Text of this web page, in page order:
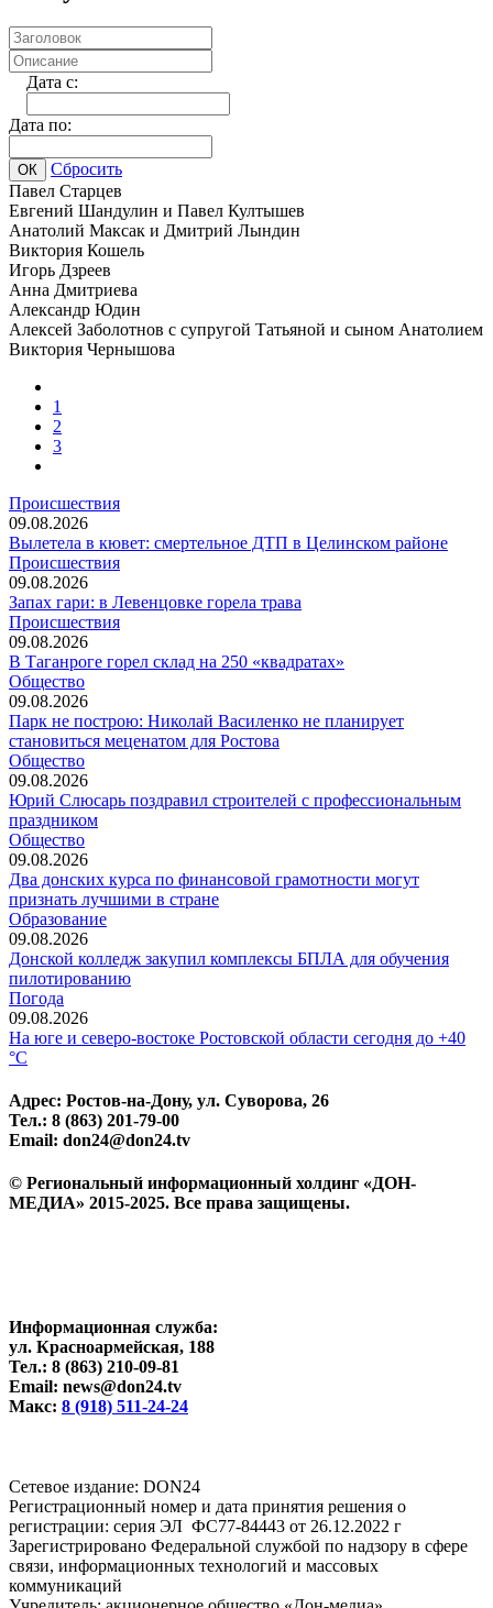
Дата c:
Дата по:
ОК
Сбросить
Павел Старцев
Евгений Шандулин и Павел Култышев
Анатолий Максак и Дмитрий Лындин
Виктория Кошель
Игорь Дзреев
Анна Дмитриева
Александр Юдин
Алексей Заболотнов с супругой Татьяной и сыном Анатолием
Виктория Чернышова
1
2
3
Происшествия
09.08.2026
Вылетела в кювет: смертельное ДТП в Целинском районе
Происшествия
09.08.2026
Запах гари: в Левенцовке горела трава
Происшествия
09.08.2026
В Таганроге горел склад на 250 «квадратах»
Общество
09.08.2026
Парк не построю: Николай Василенко не планирует
становиться меценатом для Ростова
Общество
09.08.2026
Юрий Слюсарь поздравил строителей с профессиональным
праздником
Общество
09.08.2026
Два донских курса по финансовой грамотности могут
признать лучшими в стране
Образование
09.08.2026
Донской колледж закупил комплексы БПЛА для обучения
пилотированию
Погода
09.08.2026
На юге и северо-востоке Ростовской области сегодня до +40
°C
Адрес: Ростов-на-Дону, ул. Суворова, 26
Тел.: 8 (863) 201-79-00
Email: don24@don24.tv
© Региональный информационный холдинг «ДОН-
МЕДИА» 2015-2025. Все права защищены.
Информационная служба:
ул. Красноармейская, 188
Тел.: 8 (863) 210-09-81
Email: news@don24.tv
Макс: 8 (918) 511-24-24
Cетевое издание: DON24
Регистрационный номер и дата принятия решения о
регистрации: серия ЭЛ ФС77-84443 от 26.12.2022 г
Зарегистрировано Федеральной службой по надзору в сфере
связи, информационных технологий и массовых
коммуникаций